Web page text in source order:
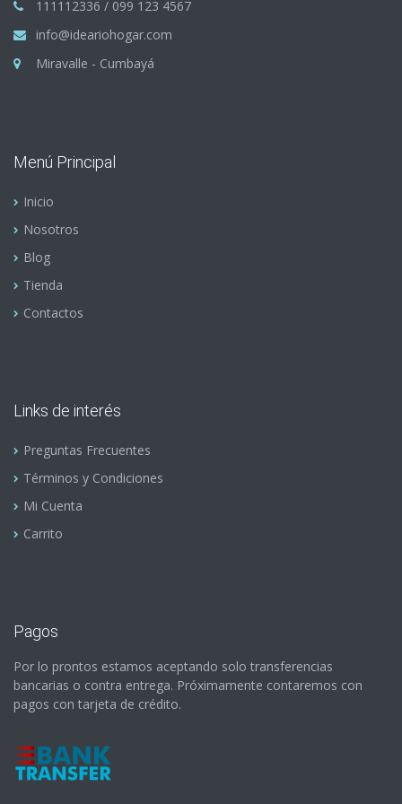
111112336 / 099 123 4567
info@ideariohogar.com
Miravalle - Cumbayá
Menú Principal
Inicio
Nosotros
Blog
Tienda
Contactos
Links de interés
Preguntas Frecuentes
Términos y Condiciones
Mi Cuenta
Carrito
Pagos
Por lo prontos estamos aceptando solo transferencias
bancarias o contra entrega. Próximamente contaremos con
pagos con tarjeta de crédito.